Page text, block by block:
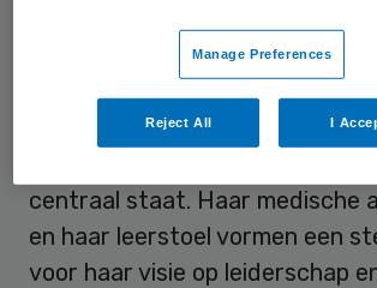
zij een leerstoel Medisch
Leiderschap aan de Erasmus
Rotterdam, waar de
centraal staat. Haar medische
en haar leerstoel vormen een
voor haar visie op leiderschap
Manage Preferences
Reject All I